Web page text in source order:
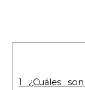
1
¿Cuáles